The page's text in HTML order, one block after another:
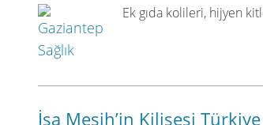
Ek gıda kolileri, hijyen
İsa Mesih’in Kilisesi Türkiye